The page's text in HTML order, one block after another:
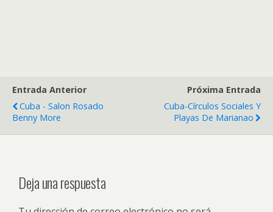
Entrada Anterior
Cuba - Salon Rosado
Benny More
Próxima Entrada
Cuba-Círculos Sociales Y
Playas De Marianao
Deja una respuesta